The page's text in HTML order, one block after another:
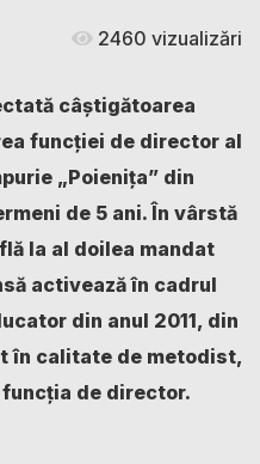
2460 vizualizări
câștigătoarea
funcției de director al
„Poienița” din
de 5 ani. În vârstă
la al doilea mandat
activează în cadrul
din anul 2011, din
în calitate de metodist,
funcția de director.